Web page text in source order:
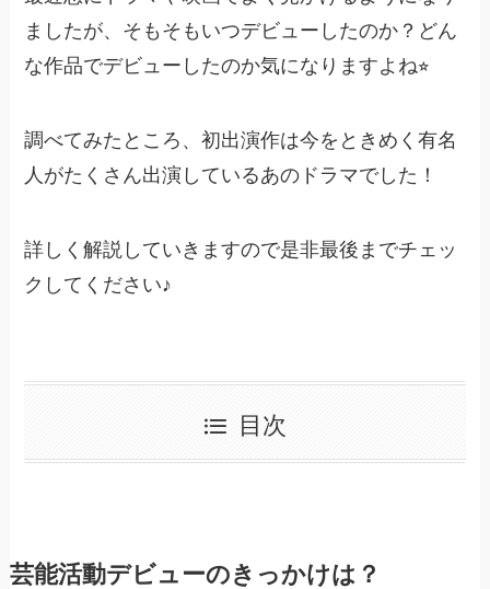
ましたが、そもそもいつデビューしたのか？どん
な作品でデビューしたのか気になりますよね⭐︎
調べてみたところ、初出演作は今をときめく有名
人がたくさん出演しているあのドラマでした！
詳しく解説していきますので是非最後までチェッ
クしてください♪
目次
芸能活動デビューのきっかけは？